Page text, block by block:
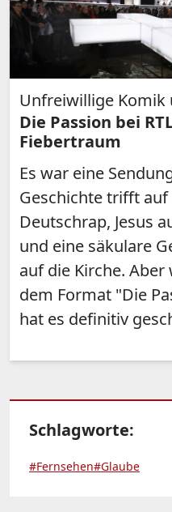
Unfreiwillige Komik
Die Passion bei
Fiebertraum
Es war eine
Geschichte trifft
Deutschrap, Jesus
und eine säkulare
auf die Kirche.
dem Format "Die
hat es definitiv
Schlagworte:
#Fernsehen#Glaube